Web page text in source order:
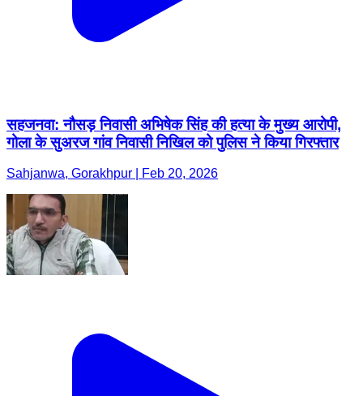
सहजनवा: नौसड़ निवासी अभिषेक सिंह की हत्या के मुख्य आरोपी,
गोला के सुअरज गांव निवासी निखिल को पुलिस ने किया गिरफ्तार
Sahjanwa, Gorakhpur | Feb 20, 2026